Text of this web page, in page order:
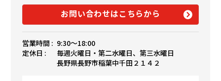
お問い合わせはこちらから
営業時間 : 9:30〜18:00
定休日 :
毎週火曜日・第二水曜日、第三水曜日
長野県長野市稲葉中千田２１４２